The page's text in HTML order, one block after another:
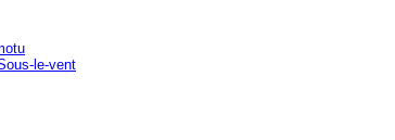
le-vent